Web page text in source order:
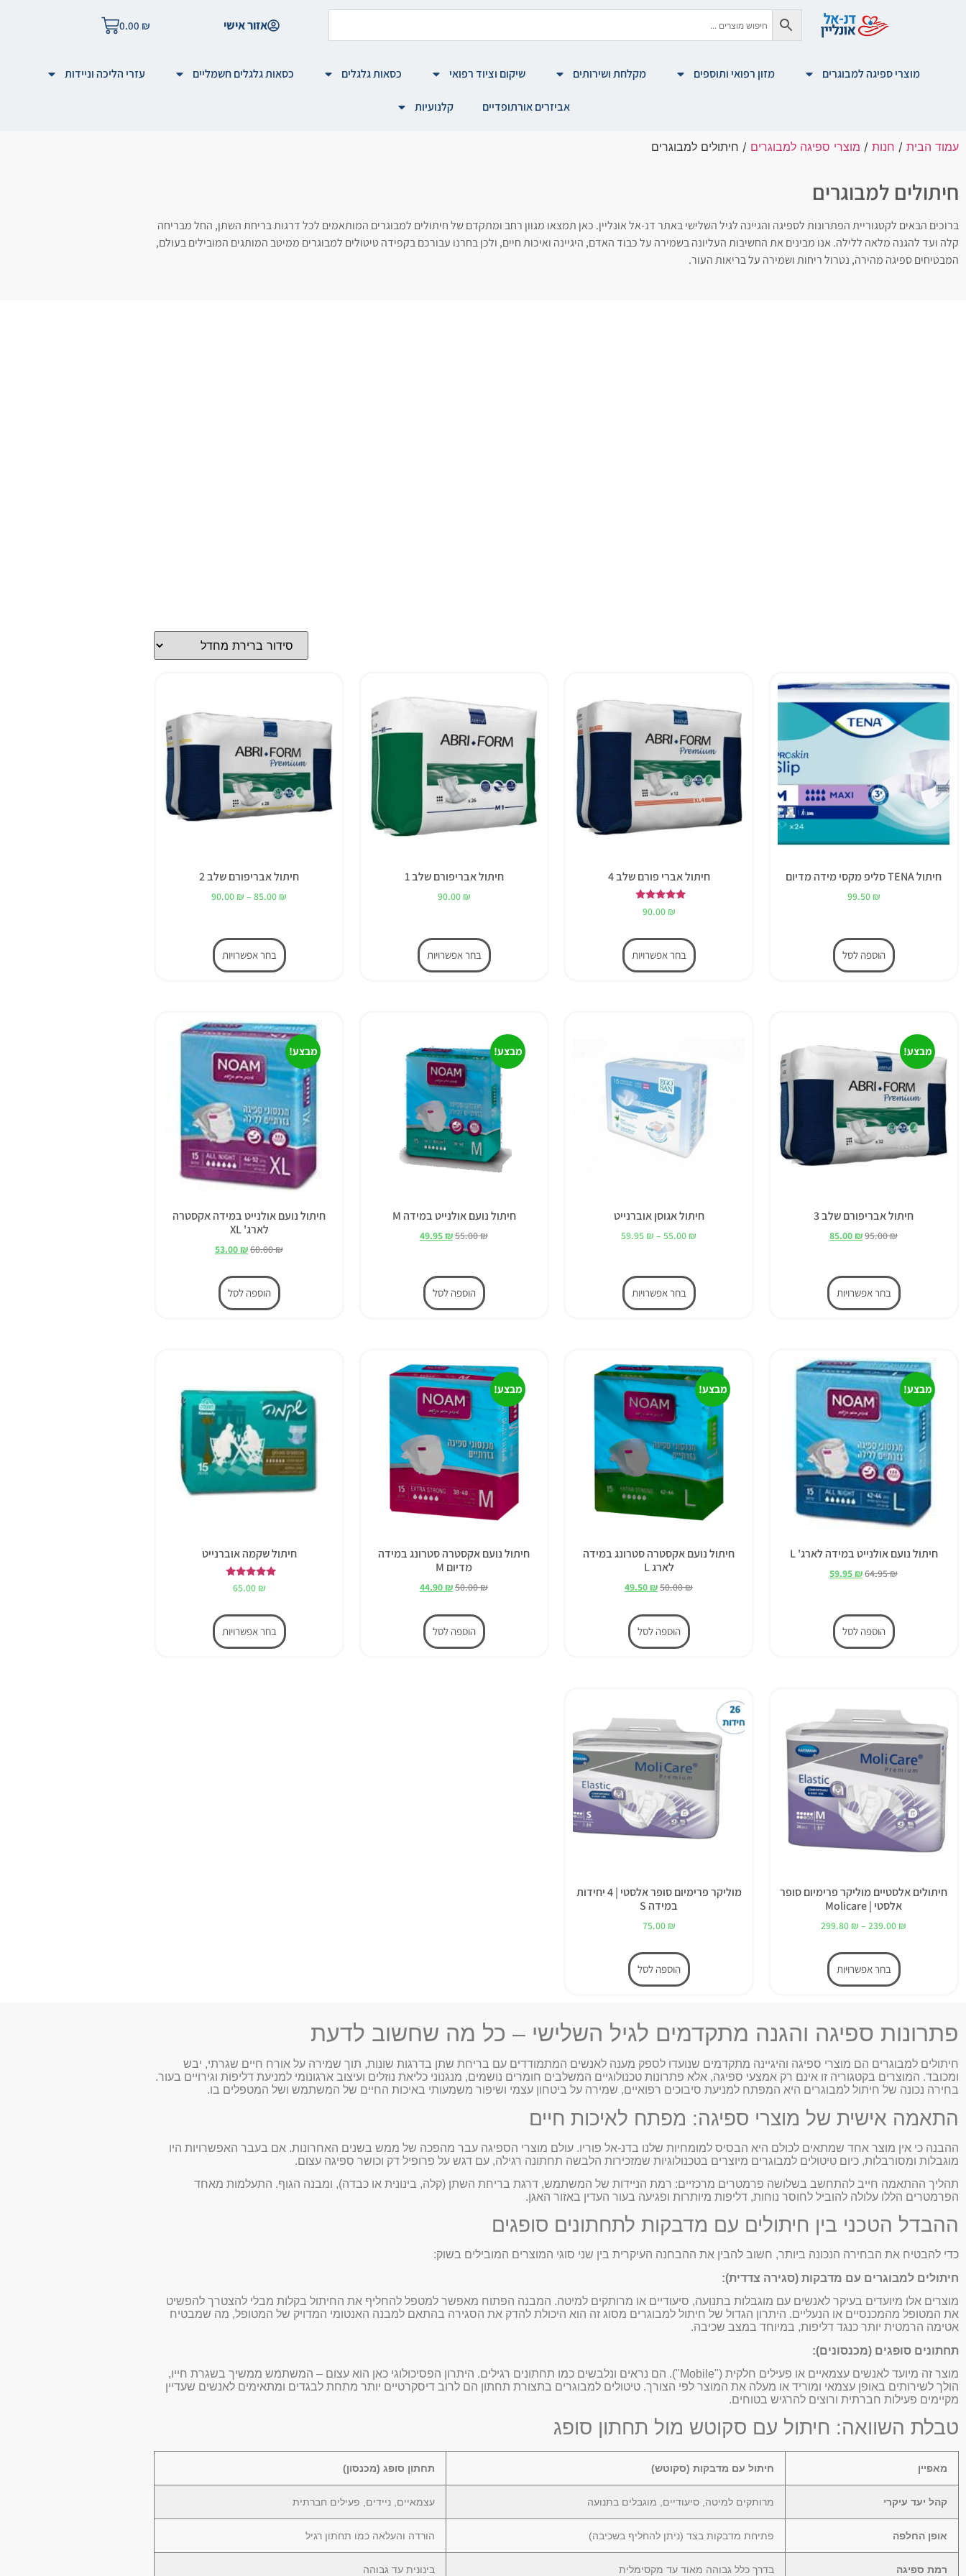
אזור אישי 0.00 ₪
מוצרי ספיגה למבוגרים מזון רפואי ותוספים מקלחת ושירותים שיקום וציוד רפואי כסאות גלגלים כסאות גלגלים חשמליים עזרי הליכה וניידות
אביזרים אורתופדיים קלנועיות
עמוד הבית / חנות / מוצרי ספיגה למבוגרים / חיתולים למבוגרים
חיתולים למבוגרים
ברוכים הבאים לקטגוריית הפתרונות לספיגה והגיינה לגיל השלישי באתר דנ-אל אונליין. כאן תמצאו מגוון רחב ומתקדם של חיתולים למבוגרים המותאמים לכל דרגות בריחת השתן, החל מבריחה
קלה ועד להגנה מלאה ללילה. אנו מבינים את החשיבות העליונה בשמירה על כבוד האדם, היגיינה ואיכות חיים, ולכן בחרנו עבורכם בקפידה טיטולים למבוגרים ממיטב המותגים המובילים בעולם,
המבטיחים ספיגה מהירה, נטרול ריחות ושמירה על בריאות העור.
חיתול TENA סליפ מקסי מידה מדיום
99.50 ₪
הוספה לסל
חיתול אברי פורם שלב 4
דורג
5.00
90.00 ₪
בחר אפשרויות
חיתול אבריפורם שלב 1
90.00 ₪
בחר אפשרויות
חיתול אבריפורם שלב 2
85.00 ₪
–
90.00 ₪
בחר אפשרויות
מבצע!
חיתול אבריפורם שלב 3
95.00₪
85.00₪
בחר אפשרויות
חיתול אגוסן אוברנייט
55.00 ₪
–
59.95 ₪
בחר אפשרויות
מבצע!
חיתול נועם אולנייט במידה M
55.00₪
49.95₪
הוספה לסל
מבצע!
חיתול נועם אולנייט במידה אקסטרה
לארג' XL
60.00₪
53.00₪
הוספה לסל
מבצע!
חיתול נועם אולנייט במידה לארג' L
64.95₪
59.95₪
הוספה לסל
מבצע!
חיתול נועם אקסטרה סטרונג במידה
לארג L
50.00₪
49.50₪
הוספה לסל
מבצע!
חיתול נועם אקסטרה סטרונג במידה
מדיום M
50.00₪
44.90₪
הוספה לסל
חיתול שקמה אוברנייט
דורג
5.00
65.00 ₪
בחר אפשרויות
חיתולים אלסטיים מוליקר פרימיום סופר
אלסטי | Molicare
239.00 ₪
–
299.80 ₪
בחר אפשרויות
מוליקר פרימיום סופר אלסטי | 4 יחידות
במידה S
75.00 ₪
הוספה לסל
פתרונות ספיגה והגנה מתקדמים לגיל השלישי – כל מה שחשוב לדעת
חיתולים למבוגרים הם מוצרי ספיגה והיגיינה מתקדמים שנועדו לספק מענה לאנשים המתמודדים עם בריחת שתן בדרגות שונות, תוך שמירה על אורח חיים שגרתי, יבש
ומכובד. המוצרים בקטגוריה זו אינם רק אמצעי ספיגה, אלא פתרונות טכנולוגיים המשלבים חומרים נושמים, מנגנוני כליאת נוזלים ועיצוב ארגונומי למניעת דליפות וגירויים בעור.
בחירה נכונה של חיתול למבוגרים היא המפתח למניעת סיבוכים רפואיים, שמירה על ביטחון עצמי ושיפור משמעותי באיכות החיים של המשתמש ושל המטפלים בו.
התאמה אישית של מוצרי ספיגה: מפתח לאיכות חיים
ההבנה כי אין מוצר אחד שמתאים לכולם היא הבסיס למומחיות שלנו בדנ-אל פוריו. עולם מוצרי הספיגה עבר מהפכה של ממש בשנים האחרונות. אם בעבר האפשרויות היו
מוגבלות ומסורבלות, כיום טיטולים למבוגרים מיוצרים בטכנולוגיות שמזכירות הלבשה תחתונה רגילה, עם דגש על פרופיל דק וכושר ספיגה עצום.
תהליך ההתאמה חייב להתחשב בשלושה פרמטרים מרכזיים: רמת הניידות של המשתמש, דרגת בריחת השתן (קלה, בינונית או כבדה), ומבנה הגוף. התעלמות מאחד
הפרמטרים הללו עלולה להוביל לחוסר נוחות, דליפות מיותרות ופגיעה בעור העדין באזור האגן.
ההבדל הטכני בין חיתולים עם מדבקות לתחתונים סופגים
כדי להבטיח את הבחירה הנכונה ביותר, חשוב להבין את ההבחנה העיקרית בין שני סוגי המוצרים המובילים בשוק:
חיתולים למבוגרים עם מדבקות (סגירה צדדית):
מוצרים אלו מיועדים בעיקר לאנשים עם מוגבלות בתנועה, סיעודיים או מרותקים למיטה. המבנה הפתוח מאפשר למטפל להחליף את החיתול בקלות מבלי להצטרך להפשיט
את המטופל מהמכנסיים או הנעליים. היתרון הגדול של חיתול למבוגרים מסוג זה הוא היכולת להדק את הסגירה בהתאם למבנה האנטומי המדויק של המטופל, מה שמבטיח
אטימה הרמטית יותר כנגד דליפות, במיוחד במצב שכיבה.
תחתונים סופגים (מכנסונים):
מוצר זה מיועד לאנשים עצמאיים או פעילים חלקית ("Mobile"). הם נראים ונלבשים כמו תחתונים רגילים. היתרון הפסיכולוגי כאן הוא עצום – המשתמש ממשיך בשגרת חייו,
הולך לשירותים באופן עצמאי ומוריד או מעלה את המוצר לפי הצורך. טיטולים למבוגרים בתצורת תחתון הם לרוב דיסקרטיים יותר מתחת לבגדים ומתאימים לאנשים שעדיין
מקיימים פעילות חברתית ורוצים להרגיש בטוחים.
טבלת השוואה: חיתול עם סקוטש מול תחתון סופג
מאפיין חיתול עם מדבקות (סקוטש) תחתון סופג (מכנסון)
קהל יעד עיקרי מרותקים למיטה, סיעודיים, מוגבלים בתנועה עצמאיים, ניידים, פעילים חברתית
אופן החלפה פתיחת מדבקות בצד (ניתן להחליף בשכיבה) הורדה והעלאה כמו תחתון רגיל
רמת ספיגה בדרך כלל גבוהה מאוד עד מקסימלית בינונית עד גבוהה